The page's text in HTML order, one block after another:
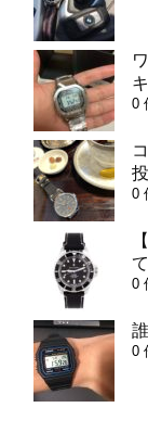
0
0
0
0